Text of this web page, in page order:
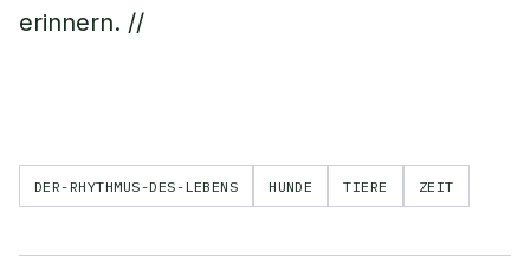
erinnern. //
DER-RHYTHMUS-DES-LEBENS HUNDE TIERE ZEIT